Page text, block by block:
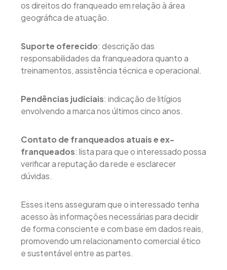
os direitos do franqueado em relação à área
geográfica de atuação.
Suporte oferecido: descrição das
responsabilidades da franqueadora quanto a
treinamentos, assistência técnica e operacional.
Pendências judiciais: indicação de litígios
envolvendo a marca nos últimos cinco anos.
Contato de franqueados atuais e ex-
franqueados: lista para que o interessado possa
verificar a reputação da rede e esclarecer
dúvidas.
Esses itens asseguram que o interessado tenha
acesso às informações necessárias para decidir
de forma consciente e com base em dados reais,
promovendo um relacionamento comercial ético
e sustentável entre as partes.